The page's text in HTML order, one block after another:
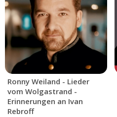
Ronny Weiland - Lieder
vom Wolgastrand -
Erinnerungen an Ivan
Rebroff